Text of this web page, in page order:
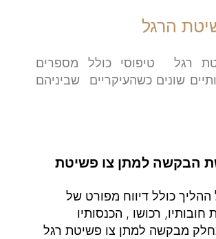
הרגל
רגל טיפוסי כולל מספרים
שונים כשהעיקריים שביניהם
הבקשה למתן צו פשיטת
כולל דיווח מפורט של
חובותיו, רכושו , הכנסותיו
כחלק מבקשה למתן צו פשיטת רגל